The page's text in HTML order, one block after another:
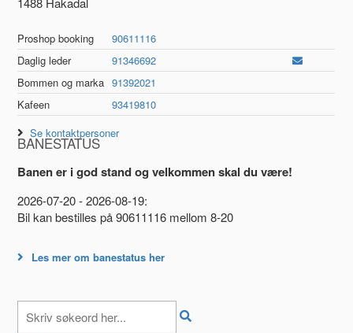
Proshop booking
90611116
Daglig leder
91346692
Bommen og marka 91392021
Kafeen
93419810
Se kontaktpersoner
BANESTATUS
Banen er i god stand og velkommen skal du være!
2026-07-20 - 2026-08-19:
Bil kan bestilles på 90611116 mellom 8-20
Les mer om banestatus her